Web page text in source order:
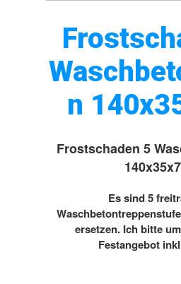
n
Frostschaden 5
Es sind 5
ersetzen. Ich bitte
Festangebot